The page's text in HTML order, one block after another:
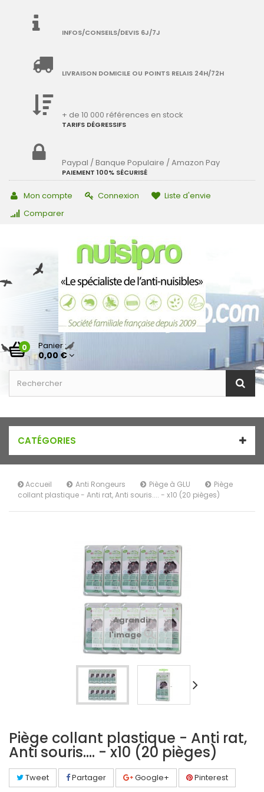
INFOS/CONSEILS/DEVIS 6J/7J
LIVRAISON DOMICILE OU POINTS RELAIS 24H/72H
+ de 10 000 références en stock
TARIFS DÉGRESSIFS
Paypal / Banque Populaire / Amazon Pay
PAIEMENT 100% SÉCURISÉ
Mon compte Connexion
Liste d'envie
Comparer
0 Panier :
0,00 €
CATÉGORIES
Accueil Anti Rongeurs Piège à GLU
Piège
collant plastique - Anti rat, Anti souris.... - x10 (20 pièges)
Agrandir
l'image
Piège collant plastique - Anti rat,
Anti souris.... - x10 (20 pièges)
Tweet Partager Google+
Pinterest